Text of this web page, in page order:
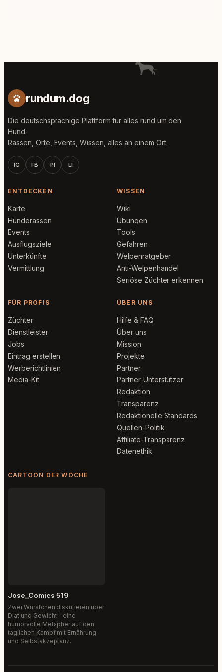
rundum.dog
Die deutschsprachige Plattform für alles rund um den
Hund.
Rassen, Orte, Events, Wissen, alles an einem Ort.
IG FB PI LI
ENTDECKEN
Karte
Hunderassen
Events
Ausflugsziele
Unterkünfte
Vermittlung
WISSEN
Wiki
Übungen
Tools
Gefahren
Welpenratgeber
Anti-Welpenhandel
Seriöse Züchter erkennen
FÜR PROFIS
Züchter
Dienstleister
Jobs
Eintrag erstellen
Werberichtlinien
Media-Kit
ÜBER UNS
Hilfe & FAQ
Über uns
Mission
Projekte
Partner
Partner-Unterstützer
Redaktion
Transparenz
Redaktionelle Standards
Quellen-Politik
Affiliate-Transparenz
Datenethik
CARTOON DER WOCHE
Jose_Comics 519
Zwei Würstchen diskutieren über
Diät und Gewicht – eine
humorvolle Metapher auf den
täglichen Kampf mit Ernährung
und Selbstakzeptanz.